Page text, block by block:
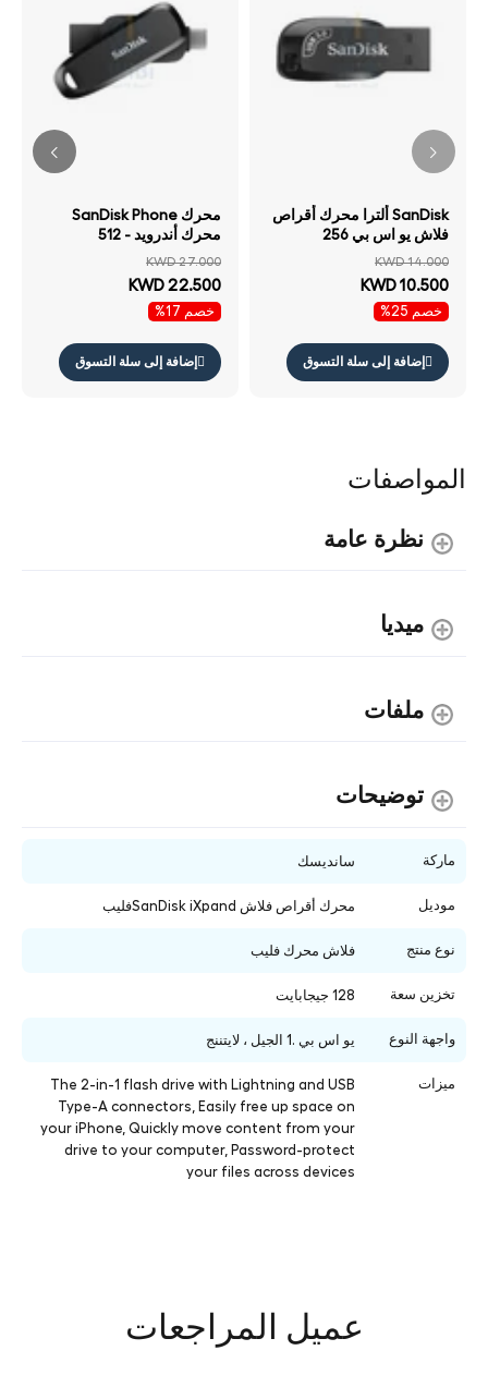
SanDisk ألترا محرك أقراص
فلاش يو اس بي 256
KWD 14.000
KWD 10.500
خصم 25%
إضافة إلى سلة التسوق
محرك SanDisk Phone
محرك أندرويد - 512
اس بي / أسود
KWD 27.000
KWD 22.500
خصم 17%
إضافة إلى سلة التسوق
المواصفات
نظرة عامة
ميديا
ملفات
توضیحات
ماركة سانديسك
موديل محرك أقراص فلاش SanDisk iXpandفليب
نوع منتج فلاش محرك فليب
تخزين سعة 128 جيجابايت
واجهة النوع يو اس بي .1 الجيل ، لايتننج
ميزات
The 2-in-1 flash drive with Lightning and USB
Type-A connectors, Easily free up space on
your iPhone, Quickly move content from your
drive to your computer, Password-protect
your files across devices
عميل المراجعات